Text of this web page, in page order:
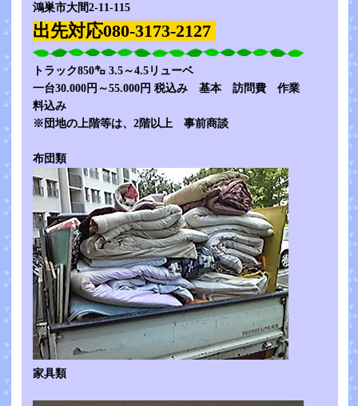
鴻巣市大間2-11-115
出先対応080-3173-2127
トラック850㌔ 3.5～4.5リューベ
一台30.000円～55.000円 税込み 基本 訪問費 作業
料込み
※団地の上階等は、2階以上 事前商談
布団類
家具類